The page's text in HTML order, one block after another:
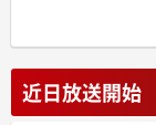
近日放送開始